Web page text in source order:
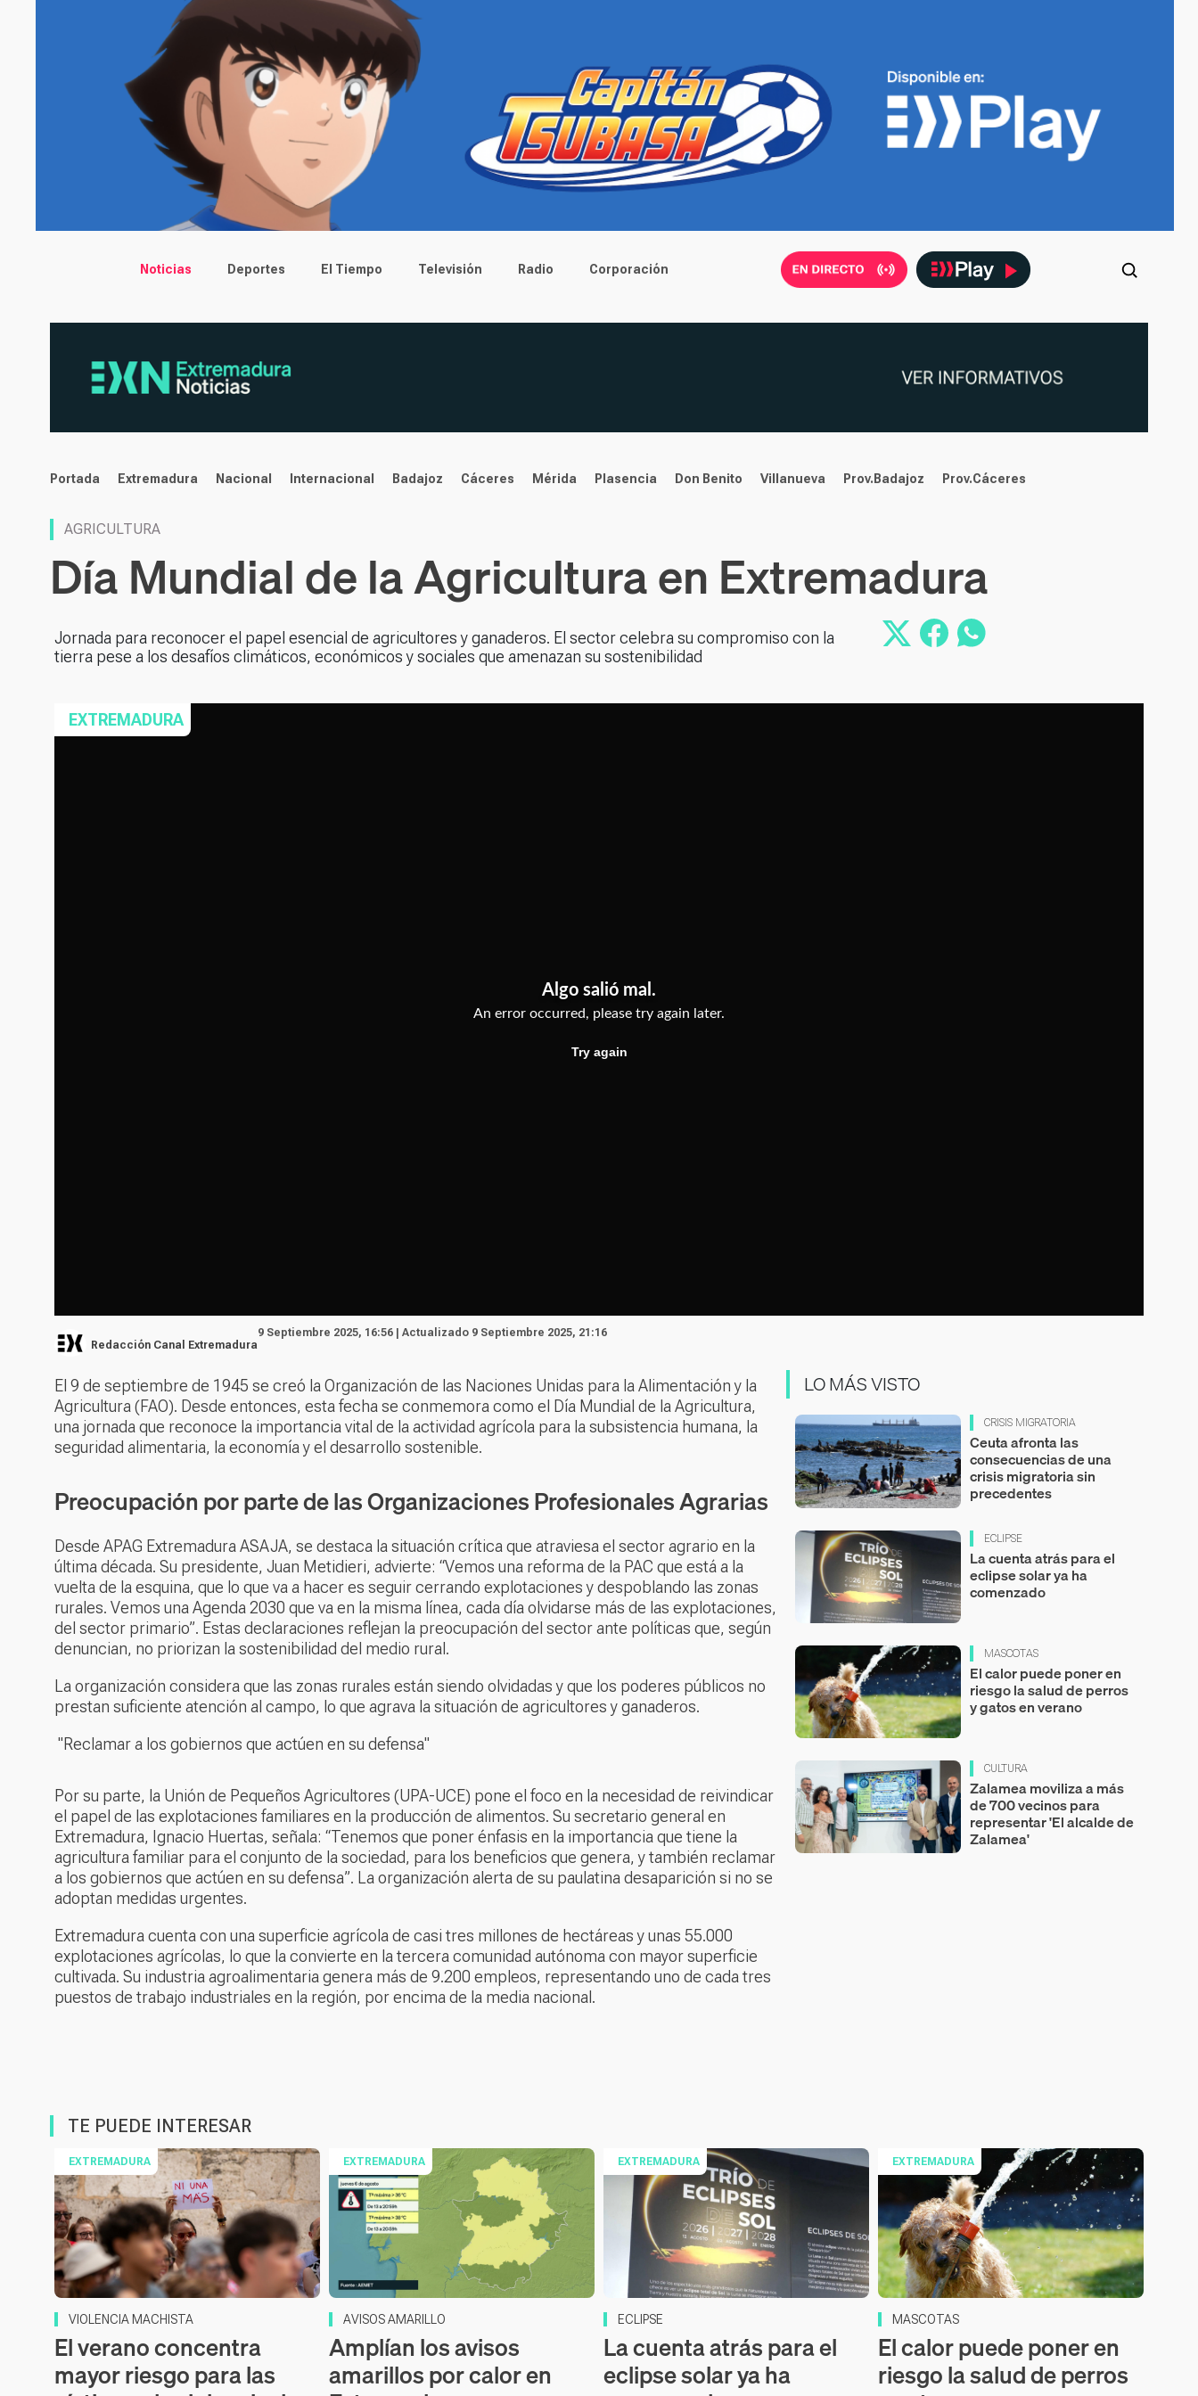
Main menu
Noticias Deportes El Tiempo Televisión Radio Corporación
noticias
Portada Extremadura Nacional Internacional Badajoz Cáceres Mérida Plasencia Don Benito Villanueva Prov.Badajoz Prov.Cáceres
AGRICULTURA
Día Mundial de la Agricultura en Extremadura
Jornada para reconocer el papel esencial de agricultores y ganaderos. El sector celebra su compromiso con la
tierra pese a los desafíos climáticos, económicos y sociales que amenazan su sostenibilidad
EXTREMADURA
Redacción Canal Extremadura
9 Septiembre 2025, 16:56 | Actualizado 9 Septiembre 2025, 21:16
El 9 de septiembre de 1945 se creó la Organización de las Naciones Unidas para la Alimentación y la
Agricultura (FAO). Desde entonces, esta fecha se conmemora como el Día Mundial de la Agricultura,
una jornada que reconoce la importancia vital de la actividad agrícola para la subsistencia humana, la
seguridad alimentaria, la economía y el desarrollo sostenible.
Preocupación por parte de las Organizaciones Profesionales Agrarias
Desde APAG Extremadura ASAJA, se destaca la situación crítica que atraviesa el sector agrario en la
última década. Su presidente, Juan Metidieri, advierte: “Vemos una reforma de la PAC que está a la
vuelta de la esquina, que lo que va a hacer es seguir cerrando explotaciones y despoblando las zonas
rurales. Vemos una Agenda 2030 que va en la misma línea, cada día olvidarse más de las explotaciones,
del sector primario”. Estas declaraciones reflejan la preocupación del sector ante políticas que, según
denuncian, no priorizan la sostenibilidad del medio rural.
La organización considera que las zonas rurales están siendo olvidadas y que los poderes públicos no
prestan suficiente atención al campo, lo que agrava la situación de agricultores y ganaderos.
"Reclamar a los gobiernos que actúen en su defensa"
Por su parte, la Unión de Pequeños Agricultores (UPA-UCE) pone el foco en la necesidad de reivindicar
el papel de las explotaciones familiares en la producción de alimentos. Su secretario general en
Extremadura, Ignacio Huertas, señala: “Tenemos que poner énfasis en la importancia que tiene la
agricultura familiar para el conjunto de la sociedad, para los beneficios que genera, y también reclamar
a los gobiernos que actúen en su defensa”. La organización alerta de su paulatina desaparición si no se
adoptan medidas urgentes.
Extremadura cuenta con una superficie agrícola de casi tres millones de hectáreas y unas 55.000
explotaciones agrícolas, lo que la convierte en la tercera comunidad autónoma con mayor superficie
cultivada. Su industria agroalimentaria genera más de 9.200 empleos, representando uno de cada tres
puestos de trabajo industriales en la región, por encima de la media nacional.
LO MÁS VISTO
CRISIS MIGRATORIA
Ceuta afronta las
consecuencias de una
crisis migratoria sin
precedentes
ECLIPSE
La cuenta atrás para el
eclipse solar ya ha
comenzado
MASCOTAS
El calor puede poner en
riesgo la salud de perros
y gatos en verano
CULTURA
Zalamea moviliza a más
de 700 vecinos para
representar 'El alcalde de
Zalamea'
TE PUEDE INTERESAR
EXTREMADURA
VIOLENCIA MACHISTA
El verano concentra
mayor riesgo para las
EXTREMADURA
AVISOS AMARILLO
Amplían los avisos
amarillos por calor en
EXTREMADURA
ECLIPSE
La cuenta atrás para el
eclipse solar ya ha
EXTREMADURA
MASCOTAS
El calor puede poner en
riesgo la salud de perros